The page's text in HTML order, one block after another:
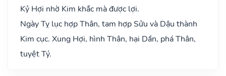
Kỷ Hợi nhờ Kim khắc mà được lợi.
Ngày Tỵ lục hợp Thân, tam hợp Sửu và Dậu thành
Kim cục. Xung Hợi, hình Thân, hại Dần, phá Thân,
tuyệt Tý.